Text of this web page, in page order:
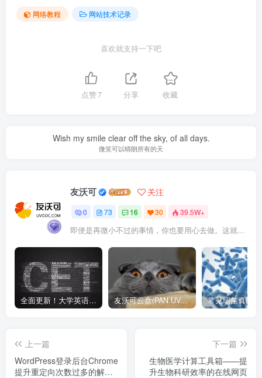
网络教程 网站技术记录
喜欢就支持一下吧
点赞7 分享 收藏
Wish my smile clear off the sky, of all days.
微笑可以晴朗所有的天
友沃可 关注
0 73 16 30 39.5W+
即便是再微小不过的事情，你也要用心去做。这就是成功的秘密
全面更新！大学英语四六级1990-2024年12月真题高清PDF版本！无水印！包含详细答案解析，听力音频！ 友沃可云盘(PAN.UVOOC.COM)如何使用及更新日志
上一篇
WordPress登录后台Chrome
提升重定向次数过多的解决
下一篇
生物医学计算工具箱——提
升生物科研效率的在线网页